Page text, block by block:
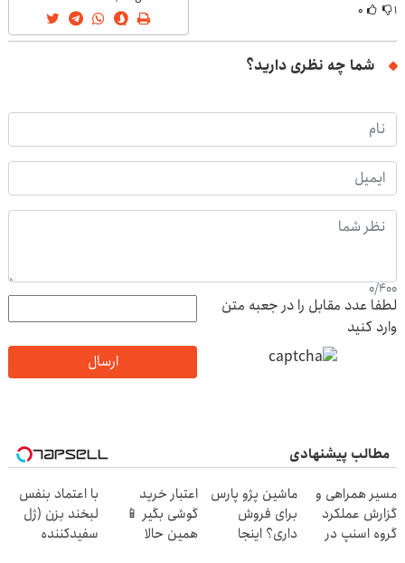
۱ ۰
شما چه نظری دارید؟
0/400
لطفا عدد مقابل را در جعبه متن
وارد کنید
ارسال
مطالب پیشنهادی
مسیر همراهی و
گزارش عملکرد
گروه اسنپ در
ماشین پژو پارس
برای فروش
داری؟ اینجا
اعتبار خرید
گوشی بگیر 📱
همین حالا
با اعتماد بنفس
لبخند بزن (ژل
سفیدکننده